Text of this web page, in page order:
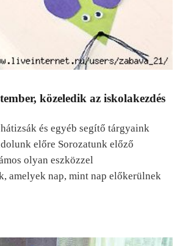
közeledik az iskolakezdés
és egyéb segítő tárgyaink
előre Sorozatunk előző
olyan eszközzel
amelyek nap, mint nap előkerülnek